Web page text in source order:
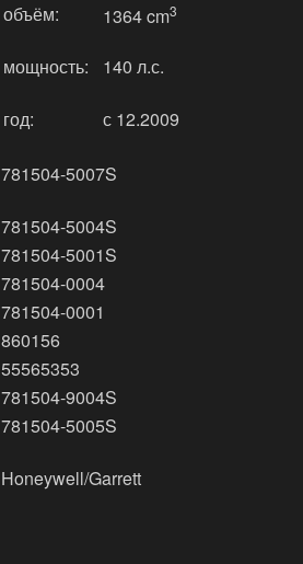
объём: 1364 cm3
мощность: 140 л.с.
год: с 12.2009
781504-5007S
781504-5004S
781504-5001S
781504-0004
781504-0001
860156
55565353
781504-9004S
781504-5005S
Honeywell/Garrett